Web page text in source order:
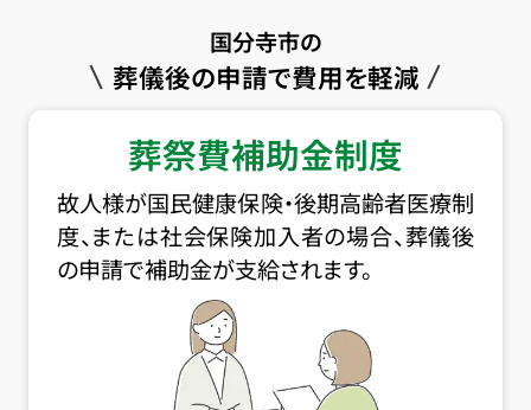
国分寺市の
葬儀後の申請で費用を軽減
葬祭費補助金制度
故人様が国民健康保険・後期高齢者医療制
度、または社会保険加入者の場合、葬儀後
の申請で補助金が支給されます。